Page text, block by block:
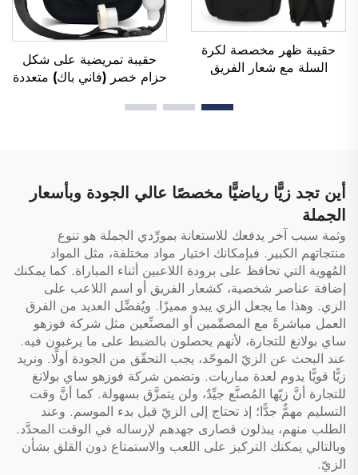
حقيبة ظهر مخصصة لكرة
السلة مع شعار الفريق
الاستخدام، مدرسية، حرارية،
حقيبة تمريضية على شكل
حزام خصر (فاني باك) متعددة
يحتوي على أقسام متعددة،
أين تجد زيًّا رياضيًّا مخصصًا عالي الجودة وبأسعار
الجملة
وثمة سبب آخر يدفعك للاستعانة بمورِّدي الجملة هو تنوع
منتجاتهم الكبير. فبإمكانك اختيار مواد مختلفة، مثل المواد
المُهوية التي تحافظ على برودة اللاعبين أثناء المباراة. كما يمكنك
إضافة عناصر شخصية، كشعار الفريق أو اسم اللاعب على
الزي. وهذا ما يجعل الزي يبدو مميزًا. ويُفضِّل العديد من الفرق
العمل مباشرةً مع المصمِّمين أو المصنِّعين مثل شركة فوزهو
ساي بولانغ للتجارة، لأنهم يحصلون بالضبط على ما يرغبون فيه.
عند البحث عن الزيّ الموحّد، يجب التحقّق من الجودة أولًا. ونريد
زيًّا قويًّا يدوم لعدة مباريات. وتضمن شركة فوزهو ساي بولانغ
للتجارة أنَّ زيّها المُصنَّع جيِّدٌ، ولن يتمزَّق بسهولة. كما أنَّ وقت
التسليم مهمٌّ جدًّا؛ إذ تحتاج إلى الزيّ قبل بدء الموسم. وعند
الطلب منهم، يبذلون قصارى جهدهم لإرساله في الوقت المحدَّد.
وبالتالي يمكنك التركيز على اللعب والاستمتاع دون القلق بشأن
الزيّ.